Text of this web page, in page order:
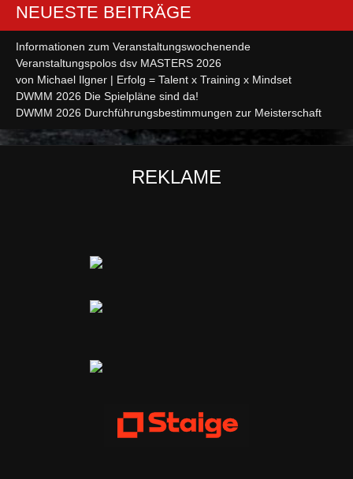
NEUESTE BEITRÄGE
Informationen zum Veranstaltungswochenende
Veranstaltungspolos dsv MASTERS 2026
von Michael Ilgner | Erfolg = Talent x Training x Mindset
DWMM 2026 Die Spielpläne sind da!
DWMM 2026 Durchführungsbestimmungen zur Meisterschaft
REKLAME